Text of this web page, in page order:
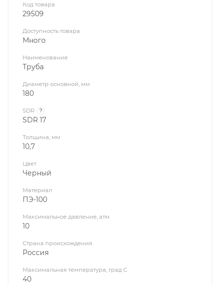
Код товара
29509
Доступность товара
Много
Наименование
Труба
Диаметр основной, мм
180
SDR ?
SDR 17
Толщина, мм
10,7
Цвет
Черный
Материал
ПЭ-100
Максимальное давление, атм
10
Страна происхождения
Россия
Максимальная температура, град С
40